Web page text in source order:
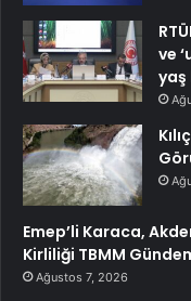
ve
Emep’li Karaca,
Kirliliği TBMM
Ağustos 7, 2026